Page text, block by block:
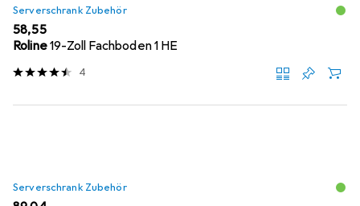
Serverschrank Zubehör
EUR
58,55
Roline19-Zoll Fachboden 1 HE
4
Serverschrank Zubehör